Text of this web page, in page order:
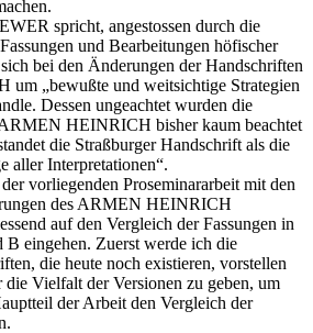
spricht, angestossen durch die
und Bearbeitungen höfischer
bei den Änderungen der Handschriften
„bewußte und weitsichtige Strategien
Dessen ungeachtet wurden die
HEINRICH bisher kaum beachtet
die Straßburger Handschrift als die
aller Interpretationen“.
vorliegenden Proseminararbeit mit den
des ARMEN HEINRICH
auf den Vergleich der Fassungen in
B eingehen. Zuerst werde ich die
die heute noch existieren, vorstellen
Vielfalt der Versionen zu geben, um
der Arbeit den Vergleich der